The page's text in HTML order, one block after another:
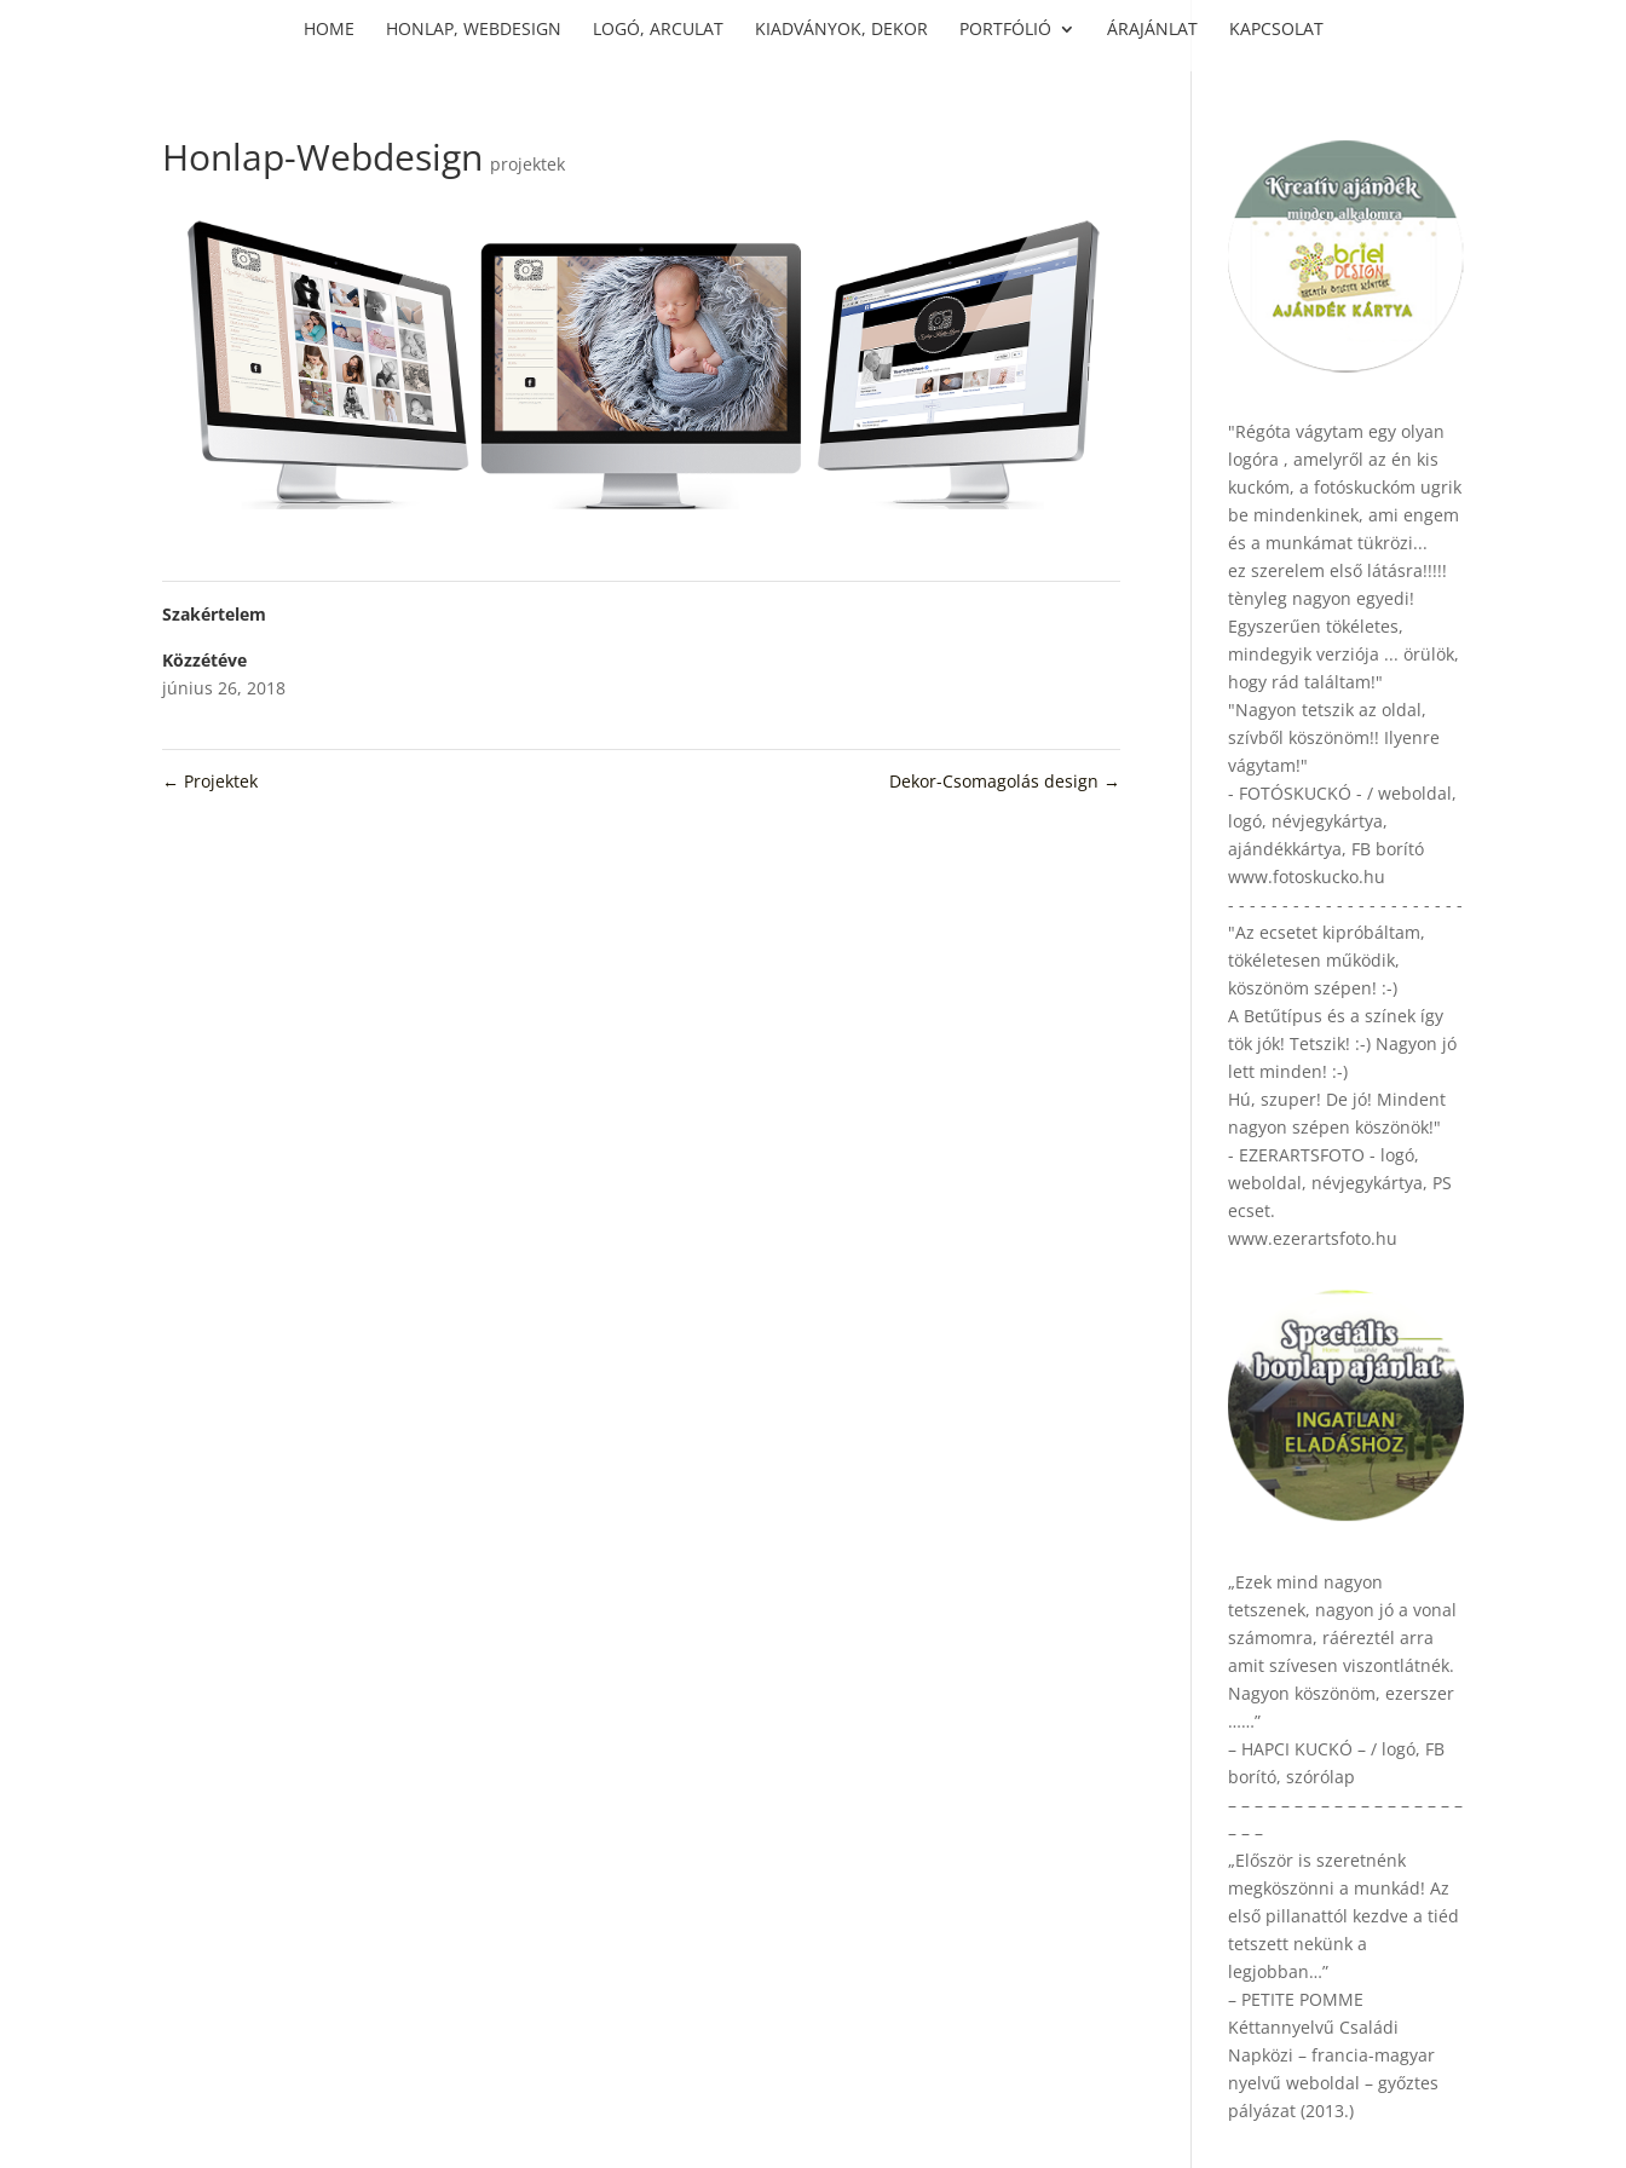
HOME HONLAP, WEBDESIGN LOGÓ, ARCULAT KIADVÁNYOK, DEKOR PORTFÓLIÓ ÁRAJÁNLAT KAPCSOLAT
Honlap-Webdesign projektek
Szakértelem
Közzétéve
június 26, 2018
← Projektek Dekor-Csomagolás design →
"Régóta vágytam egy olyan
logóra , amelyről az én kis
kuckóm, a fotóskuckóm ugrik
be mindenkinek, ami engem
és a munkámat tükrözi...
ez szerelem első látásra!!!!!
tènyleg nagyon egyedi!
Egyszerűen tökéletes,
mindegyik verziója ... örülök,
hogy rád találtam!"
"Nagyon tetszik az oldal,
szívből köszönöm!! Ilyenre
vágytam!"
- FOTÓSKUCKÓ - / weboldal,
logó, névjegykártya,
ajándékkártya, FB borító
www.fotoskucko.hu
- - - - - - - - - - - - - - - - - - - - - -
"Az ecsetet kipróbáltam,
tökéletesen működik,
köszönöm szépen! :-)
A Betűtípus és a színek így
tök jók! Tetszik! :-) Nagyon jó
lett minden! :-)
Hú, szuper! De jó! Mindent
nagyon szépen köszönök!"
- EZERARTSFOTO - logó,
weboldal, névjegykártya, PS
ecset.
www.ezerartsfoto.hu
„Ezek mind nagyon
tetszenek, nagyon jó a vonal
számomra, ráéreztél arra
amit szívesen viszontlátnék.
Nagyon köszönöm, ezerszer
……”
– HAPCI KUCKÓ – / logó, FB
borító, szórólap
– – – – – – – – – – – – – – – – – –
– – –
„Először is szeretnénk
megköszönni a munkád! Az
első pillanattól kezdve a tiéd
tetszett nekünk a
legjobban…”
– PETITE POMME
Kéttannyelvű Családi
Napközi – francia-magyar
nyelvű weboldal – győztes
pályázat (2013.)